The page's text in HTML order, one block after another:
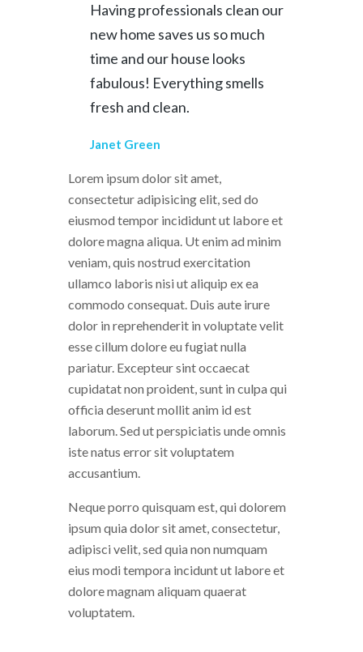
Having professionals clean our
new home saves us so much
time and our house looks
fabulous! Everything smells
fresh and clean.
Janet Green
Lorem ipsum dolor sit amet,
consectetur adipisicing elit, sed do
eiusmod tempor incididunt ut labore et
dolore magna aliqua. Ut enim ad minim
veniam, quis nostrud exercitation
ullamco laboris nisi ut aliquip ex ea
commodo consequat. Duis aute irure
dolor in reprehenderit in voluptate velit
esse cillum dolore eu fugiat nulla
pariatur. Excepteur sint occaecat
cupidatat non proident, sunt in culpa qui
officia deserunt mollit anim id est
laborum. Sed ut perspiciatis unde omnis
iste natus error sit voluptatem
accusantium.
Neque porro quisquam est, qui dolorem
ipsum quia dolor sit amet, consectetur,
adipisci velit, sed quia non numquam
eius modi tempora incidunt ut labore et
dolore magnam aliquam quaerat
voluptatem.